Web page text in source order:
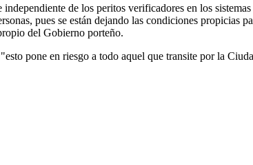
de los peritos verificadores en los
pues se están dejando las condiciones
del Gobierno porteño.
pone en riesgo a todo aquel que transite por la